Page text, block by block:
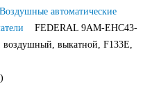
Воздушные автоматические
FEDERAL 9AM-EHC43-
воздушный, выкатной, F133E,